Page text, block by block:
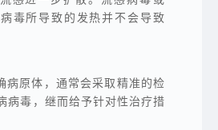
毒所导致的发热并不会导致
病原体，通常会采取精准的检
病毒，继而给予针对性治疗措